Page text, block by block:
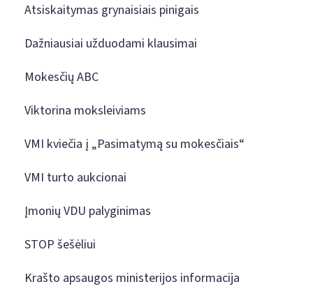
Atsiskaitymas grynaisiais pinigais
Dažniausiai užduodami klausimai
Mokesčių ABC
Viktorina moksleiviams
VMI kviečia į „Pasimatymą su mokesčiais“
VMI turto aukcionai
Įmonių VDU palyginimas
STOP šešėliui
Krašto apsaugos ministerijos informacija